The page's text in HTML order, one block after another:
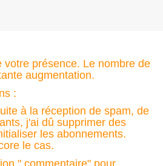
votre présence. Le nombre de
augmentation.
:
à la réception de spam, de
j'ai dû supprimer des
les abonnements.
le cas.
" commentaire" pour